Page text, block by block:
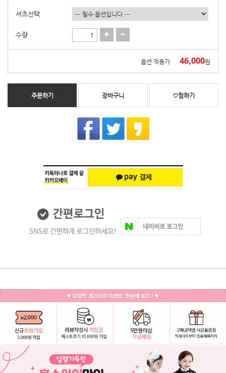
셔츠선택
수량
옵션 적용가 46,000원
주문하기 장바구니 ♡찜하기